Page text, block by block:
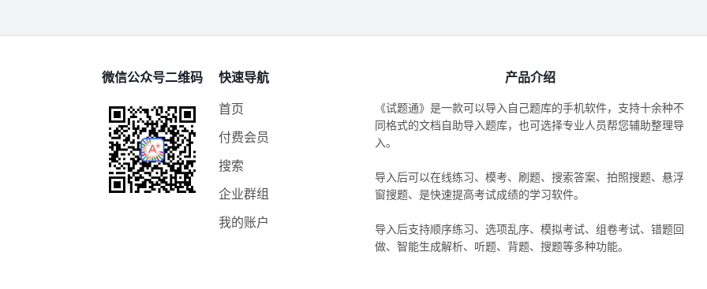
微信公众号二维码
快速导航
首页
付费会员
搜索
企业群组
我的账户
产品介绍
《试题通》是一款可以导入自己题库的手机软件，支持十余种不
同格式的文档自助导入题库，也可选择专业人员帮您辅助整理导
入。
导入后可以在线练习、模考、刷题、搜索答案、拍照搜题、悬浮
窗搜题、是快速提高考试成绩的学习软件。
导入后支持顺序练习、选项乱序、模拟考试、组卷考试、错题回
做、智能生成解析、听题、背题、搜题等多种功能。